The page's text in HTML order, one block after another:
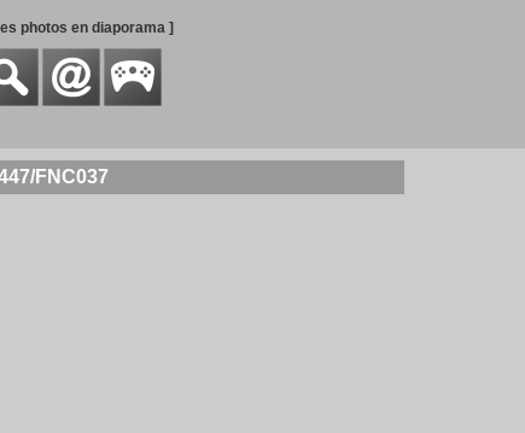
photos en diaporama ]
FNC037